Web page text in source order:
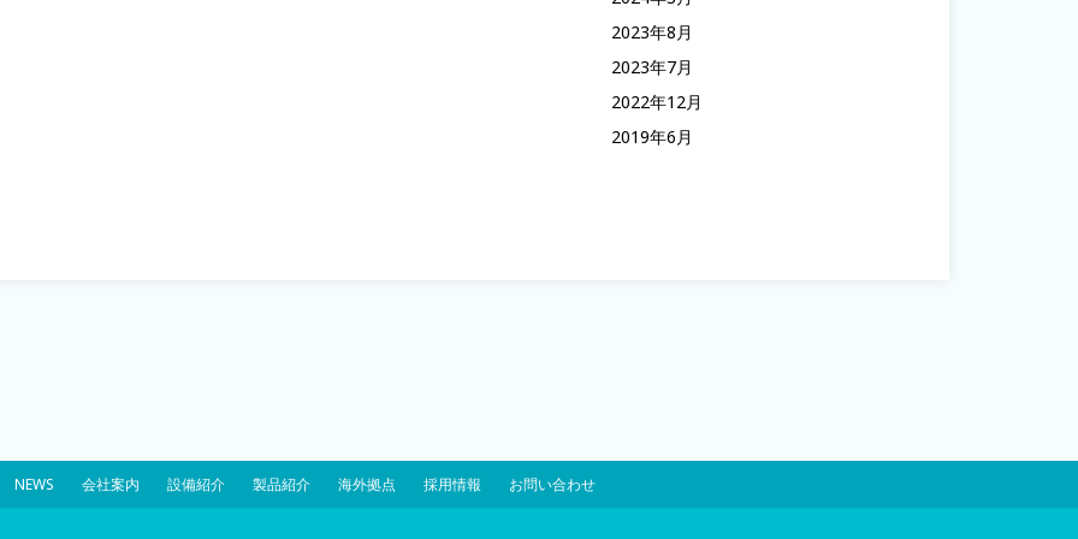
2023年8月
2023年7月
2022年12月
2019年6月
NEWS 会社案内 設備紹介 製品紹介 海外拠点 採用情報 お問い合わせ